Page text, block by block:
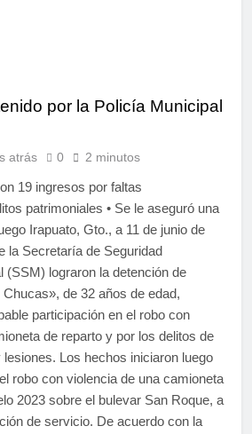
por la Policía Municipal
atrás 0 2 minutos
19 ingresos por faltas
patrimoniales • Se le aseguró una
Irapuato, Gto., a 11 de junio de
la Secretaría de Seguridad
(SSM) lograron la detención de
Chucas», de 32 años de edad,
participación en el robo con
de reparto y por los delitos de
Los hechos iniciaron luego
robo con violencia de una camioneta
2023 sobre el bulevar San Roque, a
de servicio. De acuerdo con la